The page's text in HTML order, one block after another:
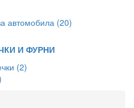
автомобила (20)
И ФУРНИ
(2)